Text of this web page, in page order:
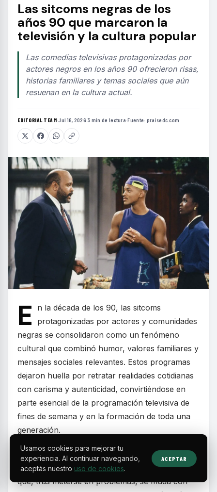
Las sitcoms negras de los
años 90 que marcaron la
televisión y la cultura popular
Las comedias televisivas protagonizadas por
actores negros en los años 90 ofrecieron risas,
historias familiares y temas sociales que aún
resuenan en la cultura actual.
EDITORIAL TEAM·Jul 16, 2026·3 min de lectura·Fuente: praisedc.com
E
n la década de los 90, las sitcoms
protagonizadas por actores y comunidades
negras se consolidaron como un fenómeno
cultural que combinó humor, valores familiares y
mensajes sociales relevantes. Estos programas
dejaron huella por retratar realidades cotidianas
con carisma y autenticidad, convirtiéndose en
parte esencial de la programación televisiva de
fines de semana y en la formación de toda una
generación.
Series comoThe Fresh Prince of Bel-Air
mostraron la historia de un joven de Filadelfia
que, tras meterse en problemas, se muda con
Usamos cookies para mejorar tu
experiencia. Al continuar navegando,
aceptás nuestro uso de cookies.
ACEPTAR